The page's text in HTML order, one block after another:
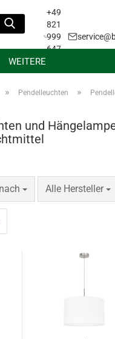
Suche...
+49
821
999
647
Lichtplanung
WEITERE
» Pendelleuchten »
und
Alle Hersteller
pro Seite